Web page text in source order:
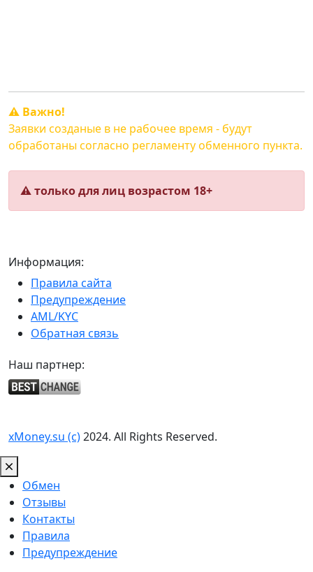
⚠️ Важно!
Заявки созданые в не рабочее время - будут
обработаны согласно регламенту обменного пункта.
⚠️ только для лиц возрастом 18+
Информация:
Правила сайта
Предупреждение
AML/KYC
Обратная связь
Наш партнер:
xMoney.su (c)2024. All Rights Reserved.
Обмен
Отзывы
Контакты
Правила
Предупреждение